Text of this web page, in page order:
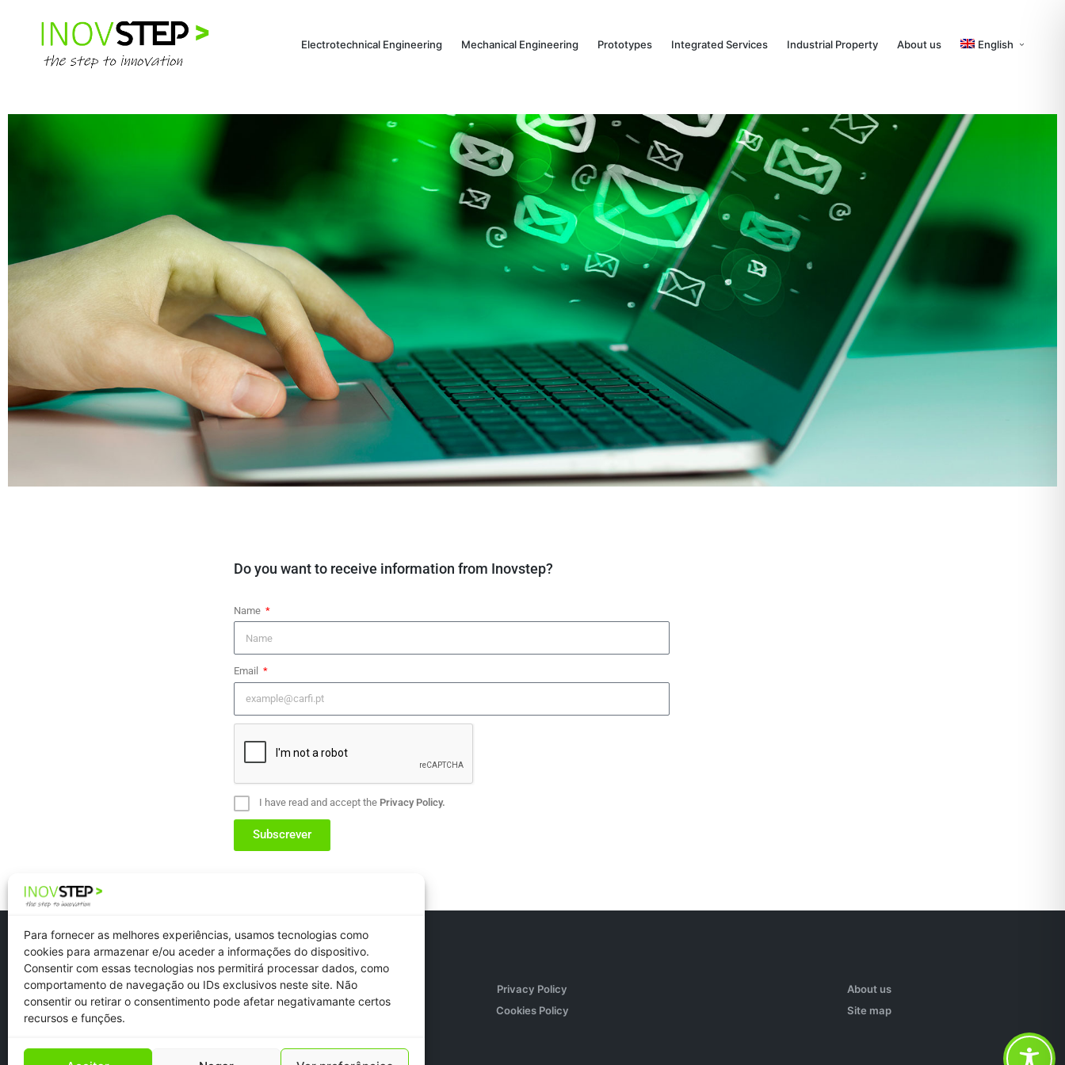
Para fornecer as melhores experiências, usamos tecnologias como
cookies para armazenar e/ou aceder a informações do dispositivo.
Consentir com essas tecnologias nos permitirá processar dados, como
comportamento de navegação ou IDs exclusivos neste site. Não
consentir ou retirar o consentimento pode afetar negativamante certos
recursos e funções.
Electrotechnical Engineering Mechanical Engineering Prototypes Integrated Services Industrial Property About us English
Do you want to receive information from Inovstep?
Name
Email
I have read and accept the Privacy Policy.
Subscrever
Newsletter
Recruitment
Privacy Policy
Cookies Policy
About us
Site map